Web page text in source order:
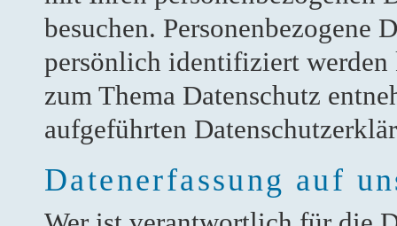
besuchen. Personenbezogene
persönlich identifiziert
zum Thema Datenschutz
aufgeführten
Datenerfassung auf